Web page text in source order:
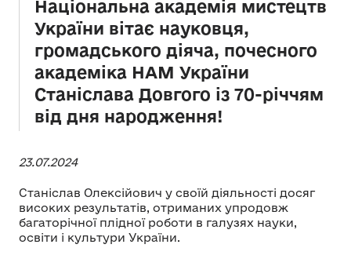
Національна академія мистецтв
України вітає науковця,
громадського діяча, почесного
академіка НАМ України
Станіслава Довгого із 70-річчям
від дня народження!
23.07.2024
Станіслав Олексійович у своїй діяльності досяг
високих результатів, отриманих упродовж
багаторічної плідної роботи в галузях науки,
освіти і культури України.